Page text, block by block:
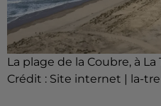
La plage de la Coubre, à
Crédit : Site internet | la-